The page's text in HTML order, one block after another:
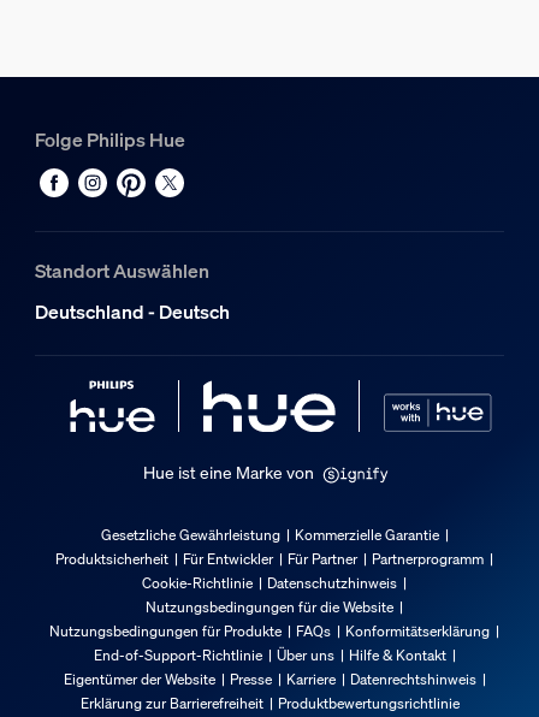
Folge Philips Hue
Standort Auswählen
Deutschland - Deutsch
Hue ist eine Marke von
Gesetzliche Gewährleistung
Kommerzielle Garantie
Produktsicherheit
Für Entwickler Für Partner
Partnerprogramm
Cookie-Richtlinie
Datenschutzhinweis
Nutzungsbedingungen für die Website
Nutzungsbedingungen für Produkte
FAQs
Konformitätserklärung
End-of-Support-Richtlinie
Über uns
Hilfe & Kontakt
Eigentümer der Website
Presse Karriere
Datenrechtshinweis
Erklärung zur Barrierefreiheit
Produktbewertungsrichtlinie